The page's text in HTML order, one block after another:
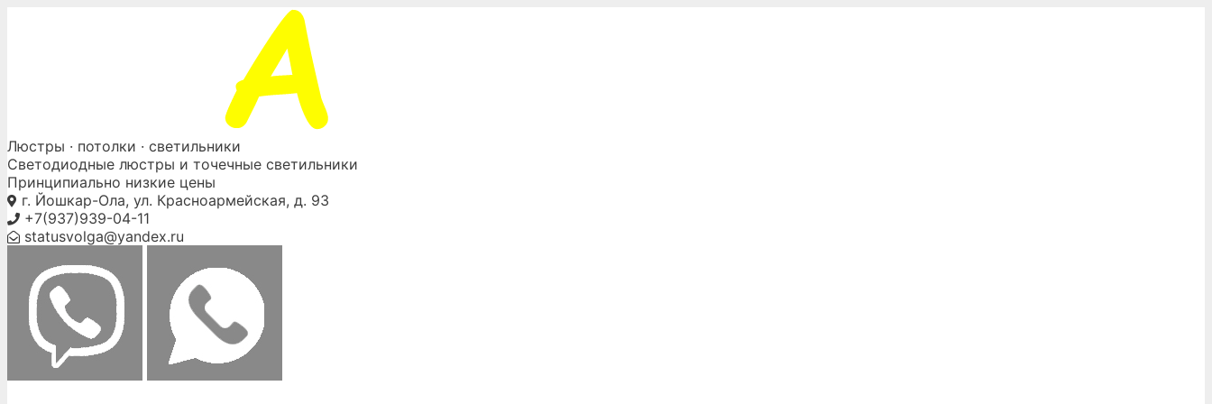
Люстры · потолки · светильники
Светодиодные люстры и точечные светильники
Принципиально низкие цены
г. Йошкар-Ола, ул. Красноармейская, д. 93
+7(937)939-04-11
statusvolga@yandex.ru